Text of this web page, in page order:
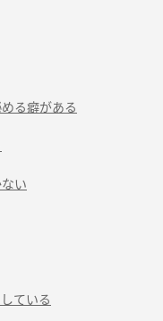
る癖がある
い
ている